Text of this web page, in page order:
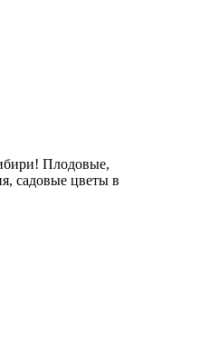
Плодовые,
садовые цветы в